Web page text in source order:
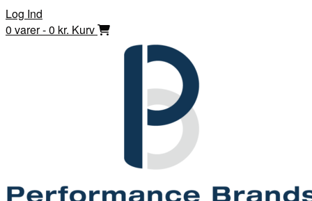
Skip
to
Log Ind
0 varer - 0 kr. Kurv